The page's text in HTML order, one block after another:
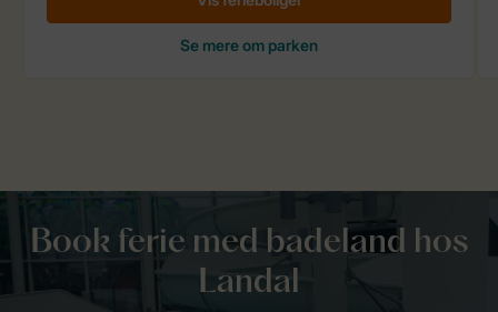
Book ferie med badeland hos
Landal